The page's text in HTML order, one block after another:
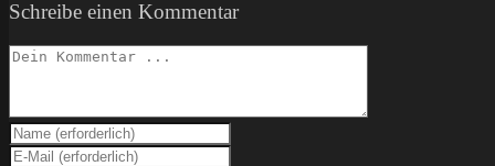
ansehen
Schreibe einen Kommentar
Kommentieren
Gib
deinen
Gib